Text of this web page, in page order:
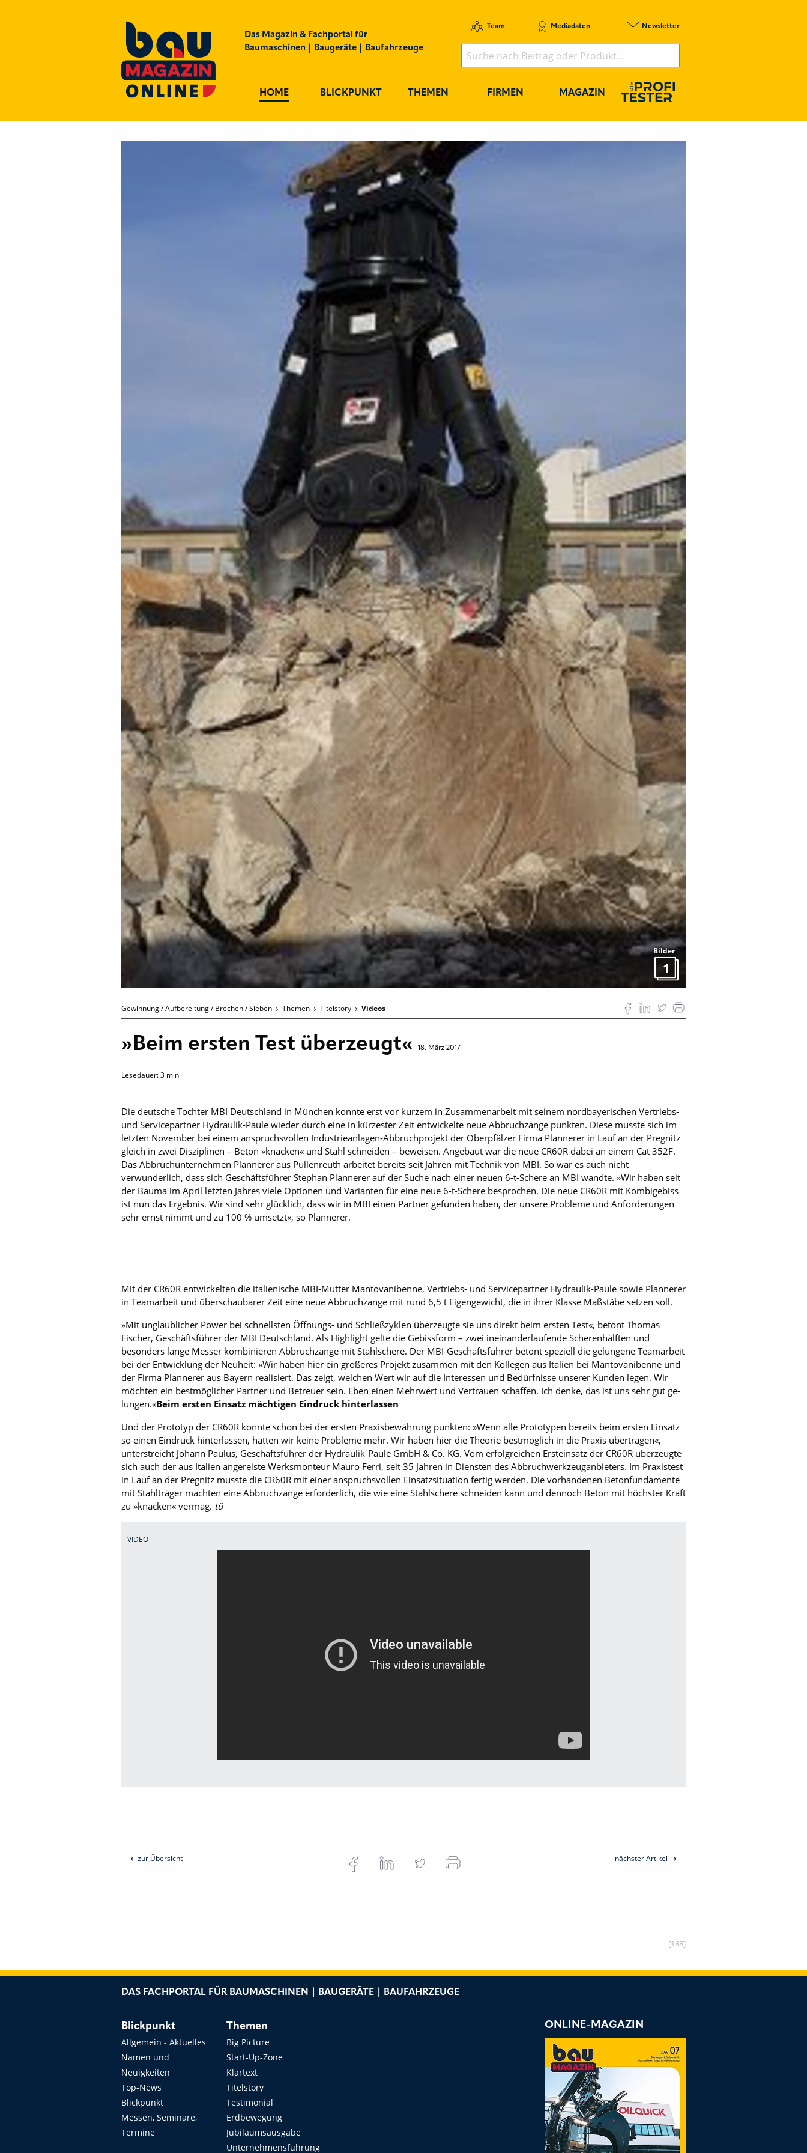
Das Magazin & Fachportal für
Baumaschinen | Baugeräte | Baufahrzeuge
Team Mediadaten Newsletter
HOME BLICKPUNKT THEMEN FIRMEN MAGAZIN
Bilder
1
Gewinnung / Aufbereitung / Brechen / Sieben Themen Titelstory Videos
»Beim ersten Test überzeugt« 18. März 2017
Lesedauer:3 min
Die deutsche Tochter MBI Deutschland in München konnte erst vor kurzem in Zusammenarbeit mit seinem nordbayerischen Vertriebs-
und Servicepartner Hydraulik-Paule wieder durch eine in kürzester Zeit entwickelte neue Abbruchzange punkten. Diese musste sich im
letzten November bei einem anspruchsvollen Industrieanlagen-Abbruchprojekt der Oberpfälzer Firma Plannerer in Lauf an der Pregnitz
gleich in zwei Disziplinen – Beton »knacken« und Stahl schneiden – beweisen. Angebaut war die neue CR60R dabei an einem Cat 352F.
Das Abbruchunternehmen Plannerer aus Pullenreuth arbeitet bereits seit Jahren mit Technik von MBI. So war es auch nicht
verwunderlich, dass sich Geschäftsführer Stephan Plannerer auf der Suche nach einer neuen 6-t-Schere an MBI wandte. »Wir haben seit
der Bauma im April letzten Jahres viele Optionen und Varianten für eine neue 6-t-Schere besprochen. Die neue CR60R mit Kombigebiss
ist nun das Ergebnis. Wir sind sehr glücklich, dass wir in MBI einen Partner gefunden haben, der unsere Probleme und Anforderungen
sehr ernst nimmt und zu 100 % umsetzt«, so Plannerer.
Mit der CR60R entwickelten die italienische MBI-Mutter Mantovanibenne, Vertriebs- und Servicepartner Hydraulik-Paule sowie Plannerer
in Teamarbeit und überschaubarer Zeit eine neue Abbruchzange mit rund 6,5 t ­Eigengewicht, die in ihrer Klasse Maßstäbe setzen soll.
»Mit unglaublicher Power bei schnellsten Öffnungs- und Schließzyklen überzeugte sie uns direkt beim ersten Test«, betont Thomas
Fischer, Geschäftsführer der MBI Deutschland. Als Highlight gelte die Gebissform – zwei ineinanderlaufende Scherenhälften und
besonders lange Messer kombinieren Abbruchzange mit Stahlschere. Der MBI-Geschäftsführer betont speziell die gelungene Teamarbeit
bei der Entwicklung der Neuheit: »Wir haben hier ein größeres Projekt zusammen mit den Kollegen aus Italien bei Mantovanibenne und
der Firma Plannerer aus Bayern realisiert. Das zeigt, welchen Wert wir auf die Interessen und Bedürfnisse unserer Kunden legen. Wir
möchten ein bestmöglicher Partner und Betreuer sein. Eben einen Mehrwert und Vertrauen schaffen. Ich denke, das ist uns sehr gut ge­
lungen.«Beim ersten Einsatz mächtigen Eindruck hinterlassen
Und der Prototyp der CR60R konnte schon bei der ersten Praxisbewährung punkten: »Wenn alle Prototypen bereits beim ersten Einsatz
so einen Eindruck hinterlassen, hätten wir keine Probleme mehr. Wir haben hier die Theorie bestmöglich in die Praxis übertragen«,
unterstreicht Johann Paulus, Geschäftsführer der Hydraulik-Paule GmbH & Co. KG. Vom erfolgreichen Ersteinsatz der CR60R überzeugte
sich auch der aus Italien angereiste Werksmonteur Mauro Ferri, seit 35 Jahren in Diensten des Abbruchwerkzeug­anbieters. Im Praxistest
in Lauf an der Pregnitz musste die CR60R mit einer anspruchsvollen Einsatzsituation fertig werden. Die vorhandenen Beton­fundamente
mit Stahlträger machten eine Abbruchzange ­erforderlich, die wie eine Stahlschere schneiden kann und dennoch Beton mit höchster Kraft
zu »knacken« vermag. tü
VIDEO
zur Übersicht nächster Artikel
[188]
DAS FACHPORTAL FÜR BAUMASCHINEN | BAUGERÄTE | BAUFAHRZEUGE
Blickpunkt
Allgemein - Aktuelles
Namen und
Neuigkeiten
Top-News
Blickpunkt
Messen, Seminare,
Termine
Themen
Big Picture
Start-Up-Zone
Klartext
Titelstory
Testimonial
Erdbewegung
Jubiläumsausgabe
Unternehmensführung
ONLINE-MAGAZIN